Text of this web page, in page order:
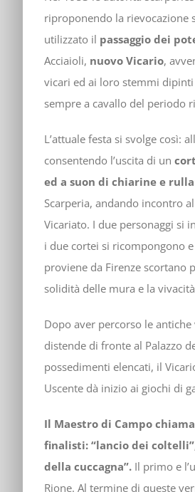
riproponendo la rievocazione
utilizzato il passaggio dei
Acciaioli, nuovo Vicario,
vicari ed ai loro stemmi
sempre a cavallo del periodo
L’attuale festa si svolge così:
consentendo l’uscita di un
ed a suon di chiarine e
Scarperia, andando incontro
Vicariato. I due personaggi si
i due cortei si ricompongono
proviene da Firenze scortano
solidità delle mura e la
Dopo aver percorso le
distende di fronte al Palazzo
possedimenti elencati, il
Uscente dà inizio ai giochi di
Il Maestro di Campo
finalisti: “lancio dei
della cuccagna”. Il primo e
Rione. Al termine di queste